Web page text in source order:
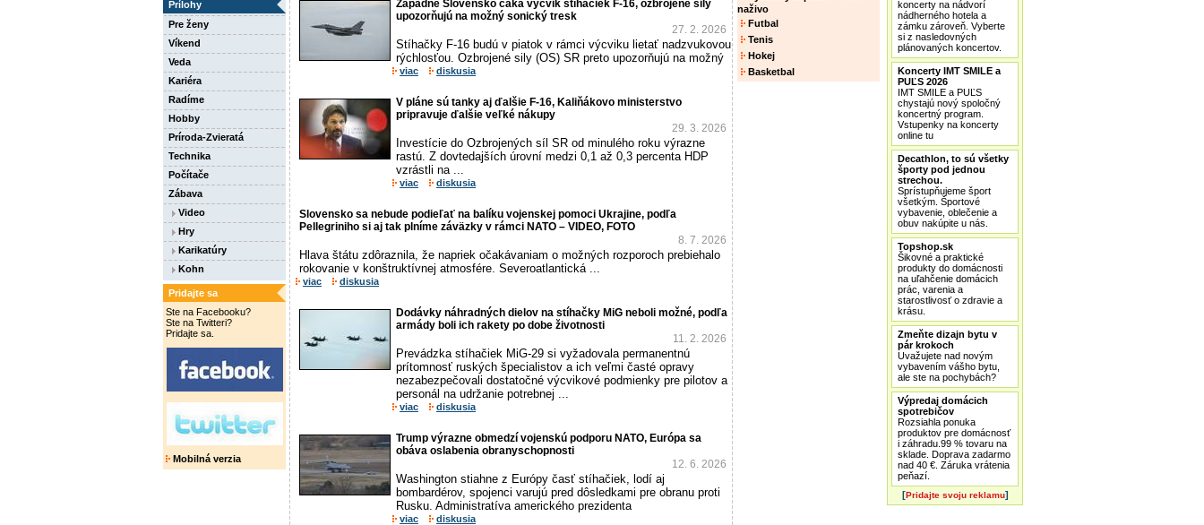
Prílohy
Pre ženy
Víkend
Veda
Kariéra
Radíme
Hobby
Príroda-Zvieratá
Technika
Počítače
Zábava
Video
Hry
Karikatúry
Kohn
Pridajte sa
Ste na Facebooku?
Ste na Twitteri?
Pridajte sa.
Mobilná verzia
Západné Slovensko čaká výcvik stíhačiek F-16, ozbrojené sily
upozorňujú na možný sonický tresk
27. 2. 2026
Stíhačky F-16 budú v piatok v rámci výcviku lietať nadzvukovou
rýchlosťou. Ozbrojené sily (OS) SR preto upozorňujú na možný
viac diskusia
V pláne sú tanky aj ďalšie F-16, Kaliňákovo ministerstvo
pripravuje ďalšie veľké nákupy
29. 3. 2026
Investície do Ozbrojených síl SR od minulého roku výrazne
rastú. Z dovtedajších úrovní medzi 0,1 až 0,3 percenta HDP
vzrástli na ...
viac diskusia
Slovensko sa nebude podieľať na balíku vojenskej pomoci Ukrajine, podľa
Pellegriniho si aj tak plníme záväzky v rámci NATO – VIDEO, FOTO
8. 7. 2026
Hlava štátu zdôraznila, že napriek očakávaniam o možných rozporoch prebiehalo
rokovanie v konštruktívnej atmosfére. Severoatlantická ...
viac diskusia
Dodávky náhradných dielov na stíhačky MiG neboli možné, podľa
armády boli ich rakety po dobe životnosti
11. 2. 2026
Prevádzka stíhačiek MiG-29 si vyžadovala permanentnú
prítomnosť ruských špecialistov a ich veľmi časté opravy
nezabezpečovali dostatočné výcvikové podmienky pre pilotov a
personál na udržanie potrebnej ...
viac diskusia
Trump výrazne obmedzí vojenskú podporu NATO, Európa sa
obáva oslabenia obranyschopnosti
12. 6. 2026
Washington stiahne z Európy časť stíhačiek, lodí aj
bombardérov, spojenci varujú pred dôsledkami pre obranu proti
Rusku. Administratíva amerického prezidenta
viac diskusia
naživo
Futbal
Tenis
Hokej
Basketbal
koncerty na nádvorí
nádherného hotela a
zámku zároveň. Vyberte
si z nasledovných
plánovaných koncertov.
Koncerty IMT SMILE a
PUĽS 2026
IMT SMILE a PUĽS
chystajú nový spoločný
koncertný program.
Vstupenky na koncerty
online tu
Decathlon, to sú všetky
športy pod jednou
strechou.
Sprístupňujeme šport
všetkým. Športové
vybavenie, oblečenie a
obuv nakúpite u nás.
Topshop.sk
Šikovné a praktické
produkty do domácnosti
na uľahčenie domácich
prác, varenia a
starostlivosť o zdravie a
krásu.
Zmeňte dizajn bytu v
pár krokoch
Uvažujete nad novým
vybavením vášho bytu,
ale ste na pochybách?
Výpredaj domácich
spotrebičov
Rozsiahla ponuka
produktov pre domácnosť
i záhradu.99 % tovaru na
sklade. Doprava zadarmo
nad 40 €. Záruka vrátenia
peňazí.
[Pridajte svoju reklamu]